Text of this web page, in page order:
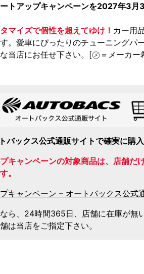
トアップキャンペーンを2027年3月
マイズで個性を超えてゆけ！ カー用
。愛車にぴったりのチューニングパ
当店にお任せ下さい。[㋱＝メーカー
バックス公式通販サイトで確実に購
キャンペーンの対象商品は、店舗だ
。
キャンペーン – オートバックス公式
ら、24時間365日、店舗に在庫が無
は当店をご指定下さい。